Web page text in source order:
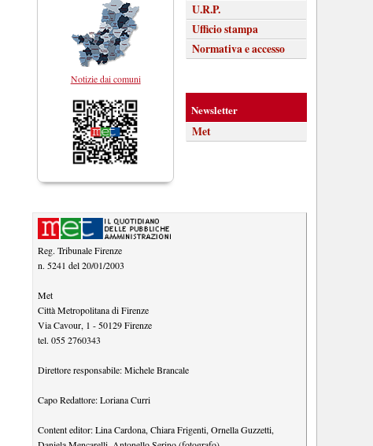
Notizie dai comuni
U.R.P.
Ufficio stampa
Normativa e accesso
Newsletter
Met
Reg. Tribunale Firenze
n. 5241 del 20/01/2003
Met
Città Metropolitana di Firenze
Via Cavour, 1 - 50129 Firenze
tel. 055 2760343
Direttore responsabile:Michele Brancale
Capo Redattore:Loriana Curri
Content editor:Lina Cardona, Chiara Frigenti, Ornella Guzzetti,